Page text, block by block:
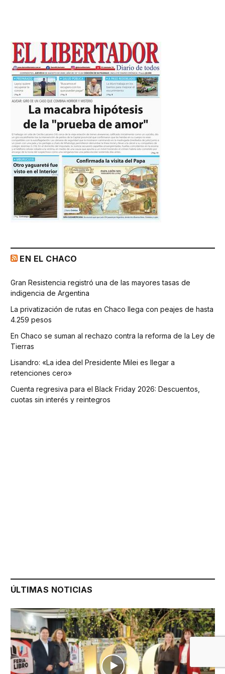
EN EL CHACO
Gran Resistencia registró una de las mayores tasas de
indigencia de Argentina
La privatización de rutas en Chaco llega con peajes de hasta
4.259 pesos
En Chaco se suman al rechazo contra la reforma de la Ley de
Tierras
Lisandro: «La idea del Presidente Milei es llegar a
retenciones cero»
Cuenta regresiva para el Black Friday 2026: Descuentos,
cuotas sin interés y reintegros
ÚLTIMAS NOTICIAS